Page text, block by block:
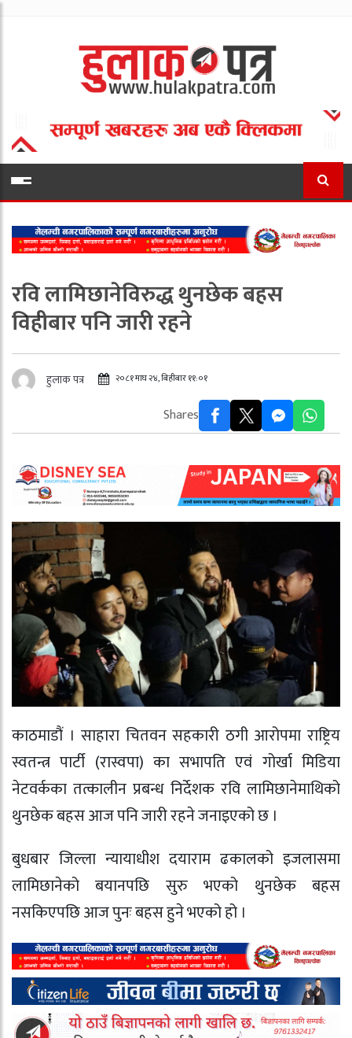
रवि लामिछानेविरुद्ध थुनछेक बहस
विहीबार पनि जारी रहने
हुलाक पत्र २०८१ माघ २४, बिहीबार ११:०१
Shares
काठमाडौं । साहारा चितवन सहकारी ठगी आरोपमा राष्ट्रिय
स्वतन्त्र पार्टी (रास्वपा) का सभापति एवं गोर्खा मिडिया
नेटवर्कका तत्कालीन प्रबन्ध निर्देशक रवि लामिछानेमाथिको
थुनछेक बहस आज पनि जारी रहने जनाइएको छ ।
बुधबार जिल्ला न्यायाधीश दयाराम ढकालको इजलासमा
लामिछानेको बयानपछि सुरु भएको थुनछेक बहस
नसकिएपछि आज पुनः बहस हुने भएको हो ।